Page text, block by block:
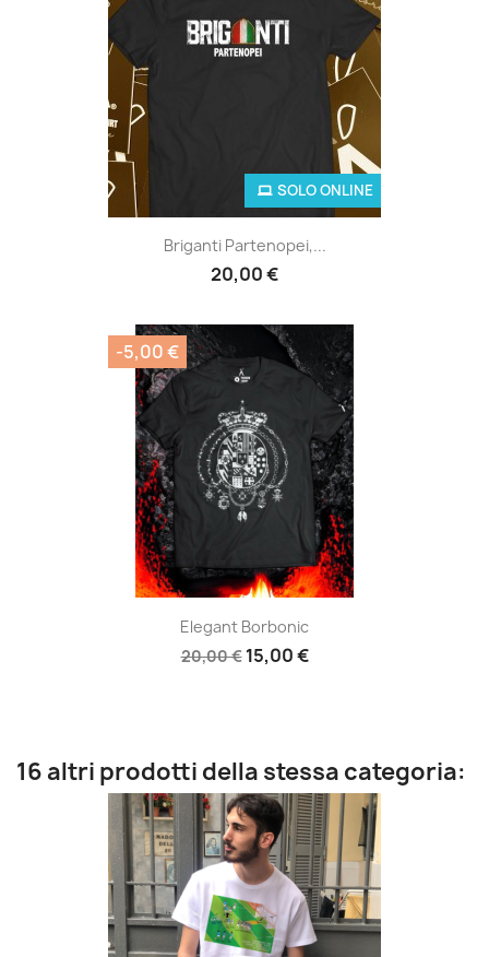
Briganti Partenopei,...
20,00 €
SOLO ONLINE
Elegant Borbonic
20,00 € 15,00 €
-5,00 €
16 altri prodotti della stessa categoria: